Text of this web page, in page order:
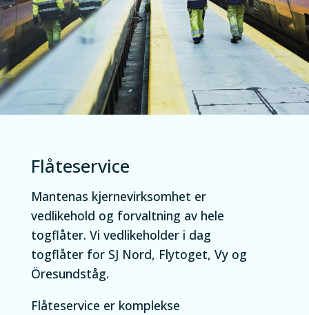
Flåteservice
Mantenas kjernevirksomhet er
vedlikehold og forvaltning av hele
togflåter. Vi vedlikeholder i dag
togflåter for SJ Nord, Flytoget, Vy og
Öresundståg.
Flåteservice er komplekse